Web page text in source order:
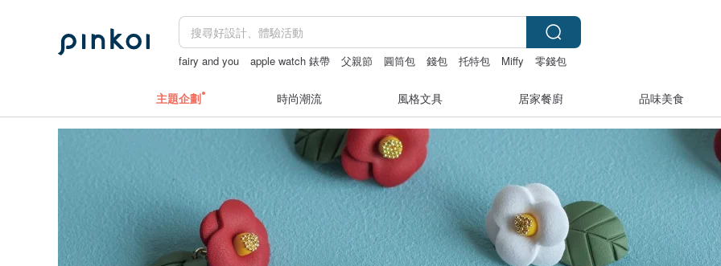
fairy and you apple watch 錶帶 父親節 圓筒包 錢包 托特包 Miffy 零錢包
主題企劃 時尚潮流 風格文具 居家餐廚 品味美食